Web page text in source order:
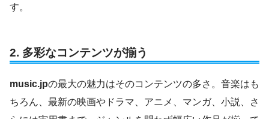
す。
2. 多彩なコンテンツが揃う
music.jpの最大の魅力はそのコンテンツの多さ。音楽はも
ちろん、最新の映画やドラマ、アニメ、マンガ、小説、さ